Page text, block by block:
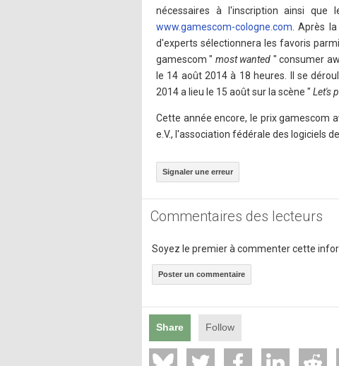
nécessaires à l'inscription ainsi que
www.gamescom-cologne.com . Après
d'experts sélectionnera les favoris
gamescom " most wanted " consumer
le 14 août 2014 à 18 heures. Il se
2014 a lieu le 15 août sur la scène " Let's
Cette année encore, le prix gamescom
e.V., l'association fédérale des logiciels
Signaler une erreur
Commentaires des lecteurs
Soyez le premier à commenter cette
Poster un commentaire
Share Follow